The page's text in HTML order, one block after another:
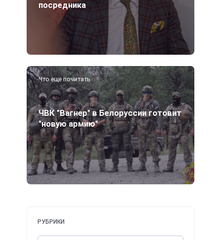
посредника
Что еще почитать
ЧВК "Вагнер" в Белоруссии готовит
"новую армию"
РУБРИКИ